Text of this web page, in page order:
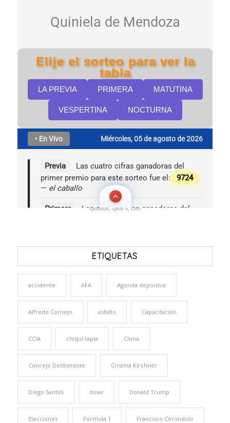
Quinielas, Quini 6, Loto
ETIQUETAS
accidente AFA Agenda deportiva
Alfredo Cornejo asfalto Capacitación
CCIA chiqui tapia Clima
Concejo Deliberante Cristina Kirchner
Diego Santilli dolar Donald Trump
Elecciones Formula 1 Francisco Cerúndolo